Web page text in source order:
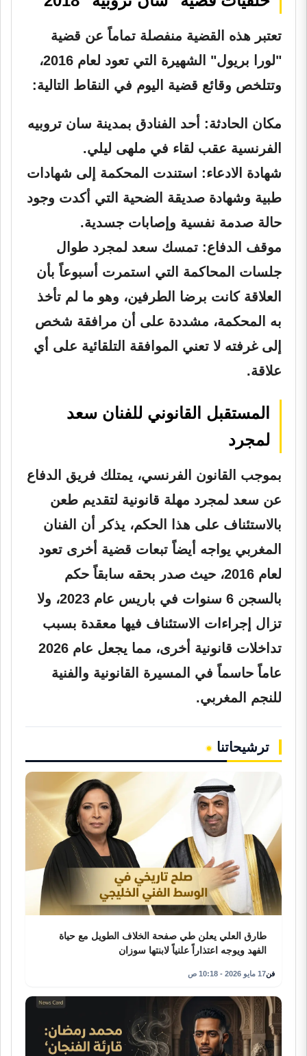
تعتبر هذه القضية منفصلة تماماً عن قضية
"لورا بريول" الشهيرة التي تعود لعام 2016،
وتتلخص وقائع قضية اليوم في النقاط التالية:
مكان الحادثة: أحد الفنادق بمدينة سان تروبيه
الفرنسية عقب لقاء في ملهى ليلي.
شهادة الادعاء: استندت المحكمة إلى شهادات
طبية وشهادة صديقة الضحية التي أكدت وجود
حالة صدمة نفسية وإصابات جسدية.
موقف الدفاع: تمسك سعد لمجرد طوال
جلسات المحاكمة التي استمرت أسبوعاً بأن
العلاقة كانت برضا الطرفين، وهو ما لم تأخذ
به المحكمة، مشددة على أن مرافقة شخص
إلى غرفته لا تعني الموافقة التلقائية على أي
علاقة.
المستقبل القانوني للفنان سعد
لمجرد
بموجب القانون الفرنسي، يمتلك فريق الدفاع
عن سعد لمجرد مهلة قانونية لتقديم طعن
بالاستئناف على هذا الحكم، يذكر أن الفنان
المغربي يواجه أيضاً تبعات قضية أخرى تعود
لعام 2016، حيث صدر بحقه سابقاً حكم
بالسجن 6 سنوات في باريس عام 2023، ولا
تزال إجراءات الاستئناف فيها معقدة بسبب
تداخلات قانونية أخرى، مما يجعل عام 2026
عاماً حاسماً في المسيرة القانونية والفنية
للنجم المغربي.
ترشيحاتنا
طارق العلي يعلن طي صفحة الخلاف الطويل مع حياة
الفهد ويوجه اعتذاراً علنياً لابنتها سوزان
فن17 مايو 2026 - 10:18 ص